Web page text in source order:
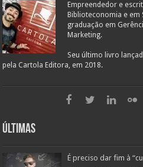
Empreendedor e
Biblioteconomia e
graduação em
Marketing.
Seu último livro
pela Cartola Editora, em 2018.
Últimas
É preciso dar fim à